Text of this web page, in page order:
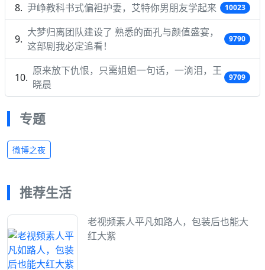
尹峥教科书式偏袒护妻，艾特你男朋友学起来 10023
大梦归离团队建设了 熟悉的面孔与颜值盛宴，
这部剧我必定追看！
9790
原来放下仇恨，只需姐姐一句话，一滴泪，王
晓晨
9709
专题
微博之夜
推荐生活
老视频素人平凡如路人，包装后也能大
红大紫